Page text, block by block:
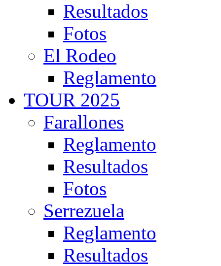
Resultados
Fotos
El Rodeo
Reglamento
TOUR 2025
Farallones
Reglamento
Resultados
Fotos
Serrezuela
Reglamento
Resultados